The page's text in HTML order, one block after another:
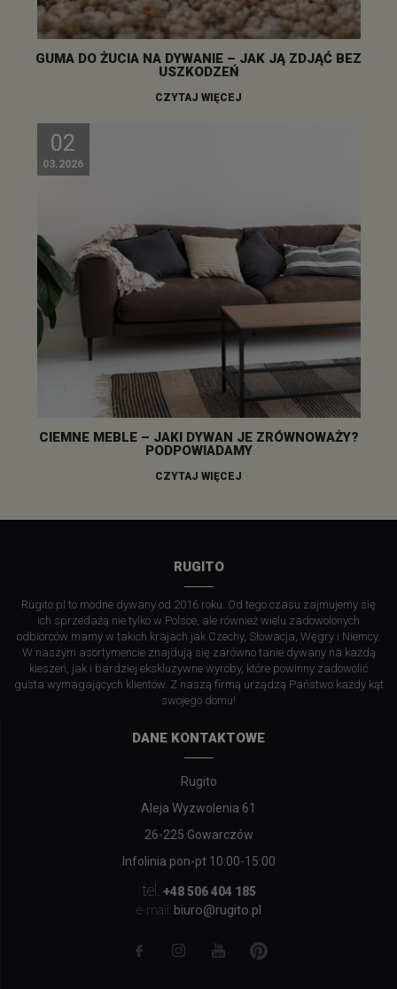
GUMA DO ŻUCIA NA DYWANIE – JAK JĄ ZDJĄĆ BEZ
USZKODZEŃ
CZYTAJ WIĘCEJ
02
03.2026
CIEMNE MEBLE – JAKI DYWAN JE ZRÓWNOWAŻY?
PODPOWIADAMY
CZYTAJ WIĘCEJ
RUGITO
Rugito.pl to modne dywany od 2016 roku. Od tego czasu zajmujemy się
ich sprzedażą nie tylko w Polsce, ale również wielu zadowolonych
odbiorców mamy w takich krajach jak Czechy, Słowacja, Węgry i Niemcy.
W naszym asortymencie znajdują się zarówno tanie dywany na każdą
kieszeń, jak i bardziej ekskluzywne wyroby, które powinny zadowolić
gusta wymagających klientów. Z naszą firmą urządzą Państwo każdy kąt
swojego domu!
DANE KONTAKTOWE
Rugito
Aleja Wyzwolenia 61
26-225 Gowarczów
Infolinia pon-pt 10:00-15:00
tel. +48 506 404 185
e-mail: biuro@rugito.pl